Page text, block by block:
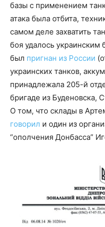
базы с применением
атака была отбита,
самом деле захватить
боя удалось украинским
был пригнан из России
украинских танков,
принадлежала 205-й
бригаде из Буденовска,
О том, что склады в
говорил и один из
“ополчения Донбасса”